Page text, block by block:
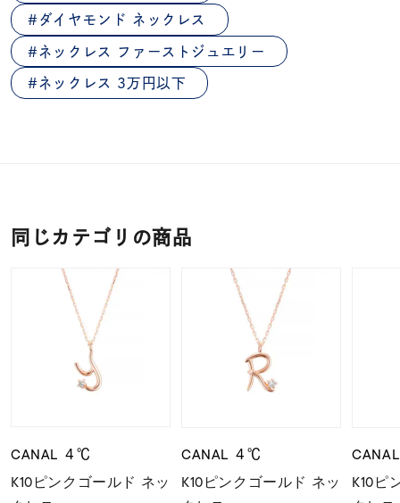
ダイヤモンド ネックレス
ネックレス ファーストジュエリー
ネックレス 3万円以下
同じカテゴリの商品
CANAL ４℃
K10ピンクゴールド ネッ
CANAL ４℃
K10ピンクゴールド ネッ
K10ピ